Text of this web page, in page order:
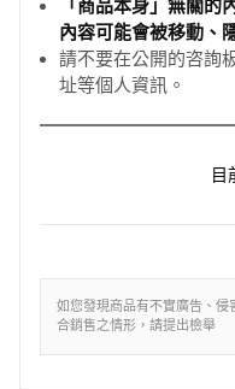
「商品本身」無關
內容可能會被移動、
請不要在公開的咨詢
址等個人資訊。
目
如您發現商品有不實廣告、侵
合銷售之情形，請提出檢舉